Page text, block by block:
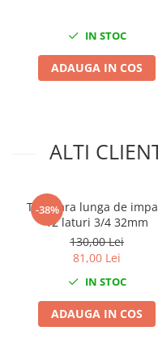
Dacia
Mazda
Mercedes
Peugeot
Renault
IN STOC
ADAUGA IN COS
ALTI
-38%
Tubulara lunga de
12 laturi 3/4 32mm
130,00 Lei
81,00 Lei
IN STOC
ADAUGA IN COS